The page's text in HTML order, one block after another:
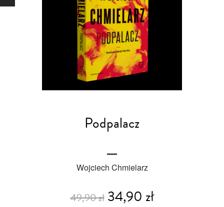
Podpalacz
Wojciech Chmielarz
49,90 zł34,90 zł